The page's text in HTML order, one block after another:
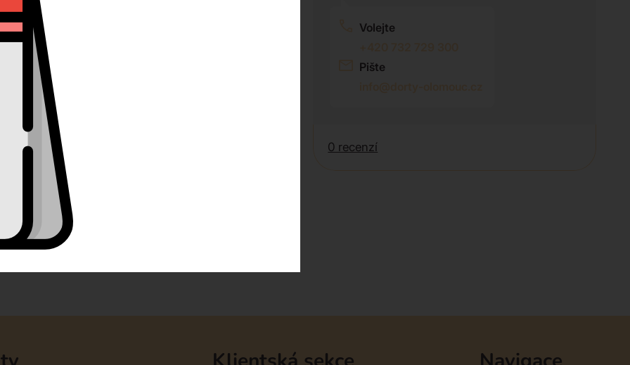
b) Pudingový krém – vanilka nebo čokoláda, d)
krém g) Kokosový krém ala Raffaello h) Chocolate
krém ala "Míša"
višně, lesní směs, jahody, broskve, ananas
do poznámky. Nezapomeňte napsat i jméno a
dle zvolené náplně
Volejte
Pište
0 recenzí